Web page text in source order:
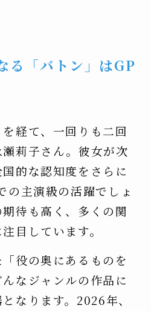
る「バトン」はGP
経て、一回りも二回
莉子さん。彼女が次
的な認知度をさらに
の主演級の活躍でしょ
待も高く、多くの関
目しています。
役の奥にあるものを
なジャンルの作品に
なります。2026年、